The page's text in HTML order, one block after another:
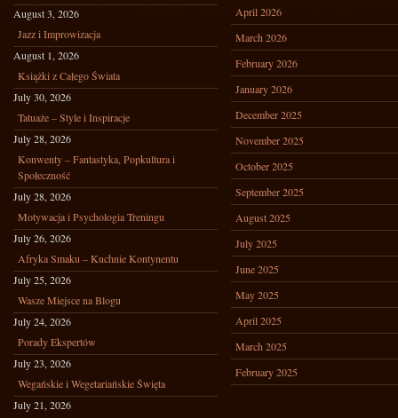
August 3, 2026
Jazz i Improwizacja
August 1, 2026
Książki z Całego Świata
July 30, 2026
Tatuaże – Style i Inspiracje
July 28, 2026
Konwenty – Fantastyka, Popkultura i
Społeczność
July 28, 2026
Motywacja i Psychologia Treningu
July 26, 2026
Afryka Smaku – Kuchnie Kontynentu
July 25, 2026
Wasze Miejsce na Blogu
July 24, 2026
Porady Ekspertów
July 23, 2026
Wegańskie i Wegetariańskie Święta
July 21, 2026
April 2026
March 2026
February 2026
January 2026
December 2025
November 2025
October 2025
September 2025
August 2025
July 2025
June 2025
May 2025
April 2025
March 2025
February 2025